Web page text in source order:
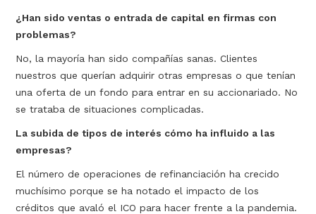
¿Han sido ventas o entrada de capital en firmas con
problemas?
No, la mayoría han sido compañías sanas. Clientes
nuestros que querían adquirir otras empresas o que tenían
una oferta de un fondo para entrar en su accionariado. No
se trataba de situaciones complicadas.
La subida de tipos de interés cómo ha influido a las
empresas?
El número de operaciones de refinanciación ha crecido
muchísimo porque se ha notado el impacto de los
créditos que avaló el ICO para hacer frente a la pandemia.